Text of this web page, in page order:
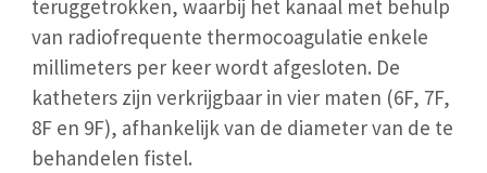
teruggetrokken, waarbij het kanaal met behulp
van radiofrequente thermocoagulatie enkele
millimeters per keer wordt afgesloten. De
katheters zijn verkrijgbaar in vier maten (6F, 7F,
8F en 9F), afhankelijk van de diameter van de te
behandelen fistel.